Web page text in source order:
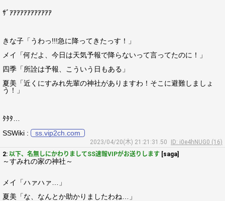
ｻﾞｱｱｱｱｱｱｱｱｱｱｱｱ
きな子「うわっ!!!急に降ってきたっす！」
メイ「何だよ、今日は天気予報で降らないって言ってたのに！」
四季「所詮は予報、こういう日もある」
夏美「近くにすみれ先輩の神社がありますわ！そこに避難しましょ
う！」
ﾀﾀﾀ…
SSWiki :
ss.vip2ch.com
2023/04/20(木) 21:21:31.50
ID: i0e4hNUG0 (16)
2: 以下、名無しにかわりましてSS速報VIPがお送りします [saga]
～すみれの家の神社～
メイ「ハァハァ…」
夏美「な、なんとか助かりましたわね…」